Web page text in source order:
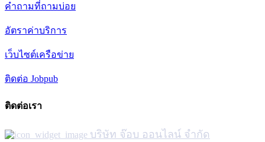
คำถามที่ถามบ่อย
อัตราค่าบริการ
เว็บไซต์เครือข่าย
ติดต่อ Jobpub
ติดต่อเรา
บริษัท จ๊อบ ออนไลน์ จำกัด